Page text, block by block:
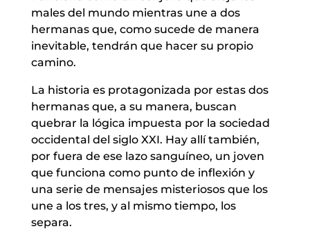
males del mundo mientras une a dos
hermanas que, como sucede de manera
inevitable, tendrán que hacer su propio
camino.
La historia es protagonizada por estas dos
hermanas que, a su manera, buscan
quebrar la lógica impuesta por la sociedad
occidental del siglo XXI. Hay allí también,
por fuera de ese lazo sanguíneo, un joven
que funciona como punto de inflexión y
una serie de mensajes misteriosos que los
une a los tres, y al mismo tiempo, los
separa.